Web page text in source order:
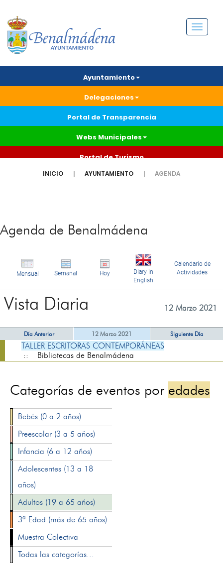
Menú
Ayuntamiento
Delegaciones
Portal de Transparencia
Webs Municipales
Portal de Turismo
INICIO AYUNTAMIENTO AGENDA
Agenda de Benalmádena
Mensual Semanal Hoy
Diary in
English
Calendario de
Actividades
Vista Diaria 12 Marzo 2021
Día Anterior 12 Marzo 2021 Siguiente Día
TALLER ESCRITORAS CONTEMPORÁNEAS
:: Bibliotecas de Benalmádena
Categorías de eventos por edades
Bebés (0 a 2 años)
Preescolar (3 a 5 años)
Infancia (6 a 12 años)
Adolescentes (13 a 18
años)
Adultos (19 a 65 años)
3ª Edad (más de 65 años)
Muestra Colectiva
Todas las categorías...